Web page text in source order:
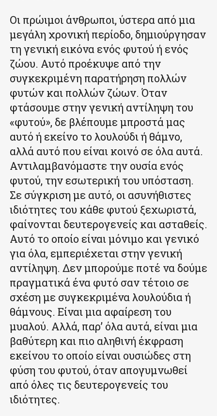
Οι πρώιμοι άνθρωποι, ύστερα από μια
μεγάλη χρονική περίοδο, δημιούργησαν
τη γενική εικόνα ενός φυτού ή ενός
ζώου. Αυτό προέκυψε από την
συγκεκριμένη παρατήρηση πολλών
φυτών και πολλών ζώων. Όταν
φτάσουμε στην γενική αντίληψη του
«φυτού», δε βλέπουμε μπροστά μας
αυτό ή εκείνο το λουλούδι ή θάμνο,
αλλά αυτό που είναι κοινό σε όλα αυτά.
Αντιλαμβανόμαστε την ουσία ενός
φυτού, την εσωτερική του υπόσταση.
Σε σύγκριση με αυτό, οι ασυνήθιστες
ιδιότητες του κάθε φυτού ξεχωριστά,
φαίνονται δευτερογενείς και ασταθείς.
Αυτό το οποίο είναι μόνιμο και γενικό
για όλα, εμπεριέχεται στην γενική
αντίληψη. Δεν μπορούμε ποτέ να δούμε
πραγματικά ένα φυτό σαν τέτοιο σε
σχέση με συγκεκριμένα λουλούδια ή
θάμνους. Είναι μια αφαίρεση του
μυαλού. Αλλά, παρ’ όλα αυτά, είναι μια
βαθύτερη και πιο αληθινή έκφραση
εκείνου το οποίο είναι ουσιώδες στη
φύση του φυτού, όταν απογυμνωθεί
από όλες τις δευτερογενείς του
ιδιότητες.